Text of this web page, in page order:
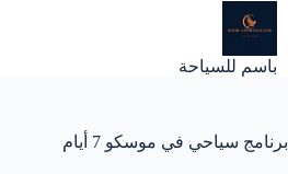
إلى
باسم للسياحة
برنامج سياحي في موسكو 7 أيام